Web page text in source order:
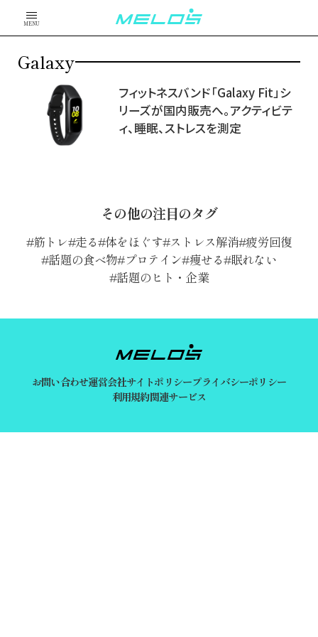
MENU
Galaxy
フィットネスバンド「Galaxy Fit」シ
リーズが国内販売へ。アクティビテ
ィ、睡眠、ストレスを測定
その他の注目のタグ
筋トレ 走る 体をほぐす ストレス解消 疲労回復
話題の食べ物 プロテイン 痩せる 眠れない
話題のヒト・企業
お問い合わせ運営会社サイトポリシープライバシーポリシー
利用規約関連サービス